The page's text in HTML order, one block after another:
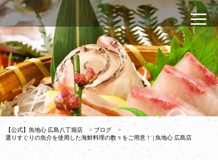
【公式】魚地心 広島八丁堀店 > ブログ
>
選りすぐりの魚介を使用した海鮮料理の数々をご用意！ | 魚地心 広島店